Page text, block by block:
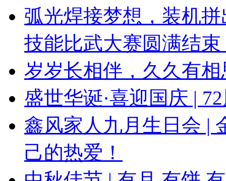
弧光焊接梦想，装机
技能比武大赛圆满结束
岁岁长相伴，久久有
盛世华诞·喜迎国庆 |
鑫风家人九月生日会 |
己的热爱！